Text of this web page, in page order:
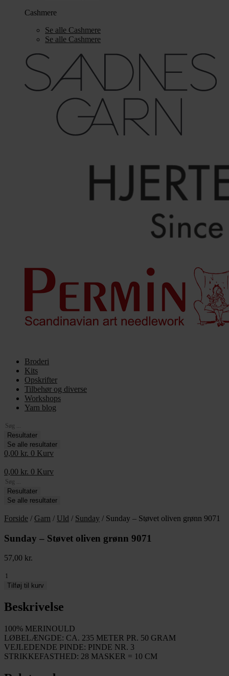
Cashmere
Se alle Cashmere
Se alle Cashmere
Broderi
Kits
Opskrifter
Tilbehør og diverse
Workshops
Yarn blog
Search
...Resultater
Se alle resultater
0,00 kr. 0 Kurv
0,00 kr. 0 Kurv
Search
...Resultater
Se alle resultater
Forside / Garn / Uld / Sunday / Sunday – Støvet oliven grønn 9071
Sunday – Støvet oliven grønn 9071
57,00 kr.
Sunday
oliven
grønn
antal
Tilføj til kurv
Beskrivelse
100% MERINOULD
LØBELÆNGDE: CA. 235 METER PR. 50 GRAM
VEJLEDENDE PINDE: PINDE NR. 3
STRIKKEFASTHED: 28 MASKER = 10 CM